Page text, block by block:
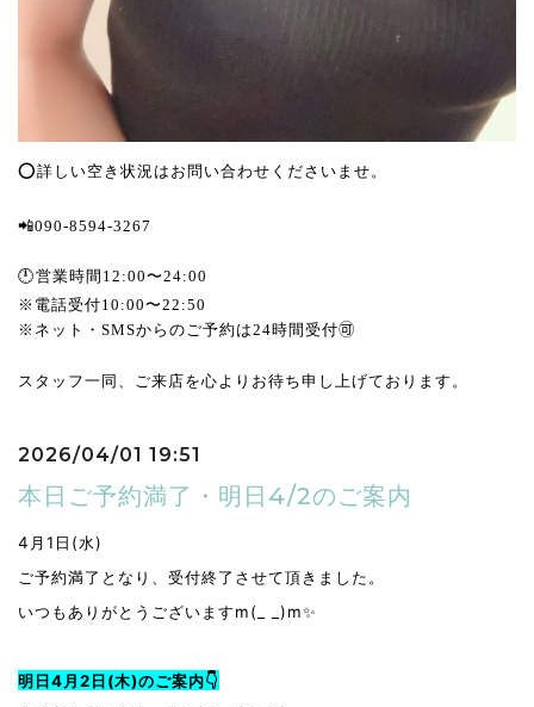
⭕️詳しい空き状況はお問い合わせくださいませ。
📲090-8594-3267
🕛営業時間12:00〜24:00
※電話受付10:00〜22:50
※ネット・SMSからのご予約は24時間受付🉑
スタッフ一同、ご来店を心よりお待ち申し上げております。
2026/04/01 19:51
本日ご予約満了・明日4/2のご案内
4月1日(水)
ご予約満了となり、受付終了させて頂きました。
いつもありがとうございますm(_ _)m✨
明日4月2日(木)のご案内👇